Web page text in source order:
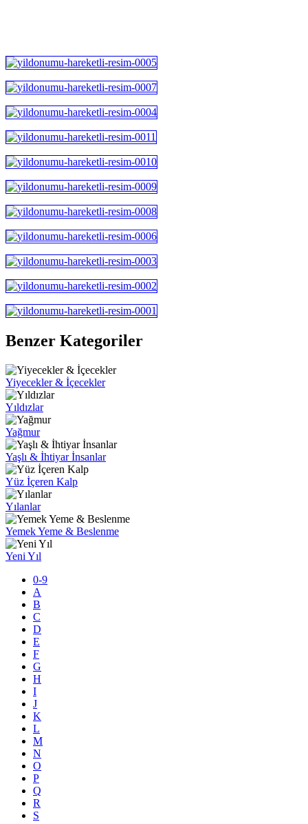
Benzer Kategoriler
Yiyecekler & İçecekler
Yıldızlar
Yağmur
Yaşlı & İhtiyar İnsanlar
Yüz İçeren Kalp
Yılanlar
Yemek Yeme & Beslenme
Yeni Yıl
0-9
A
B
C
D
E
F
G
H
I
J
K
L
M
N
O
P
Q
R
S